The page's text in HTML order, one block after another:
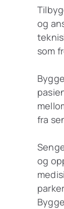
og
som
fra
og